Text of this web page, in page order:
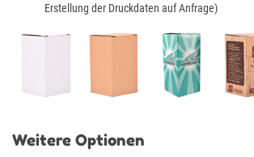
Erstellung der Druckdaten auf Anfrage)
Weitere Optionen